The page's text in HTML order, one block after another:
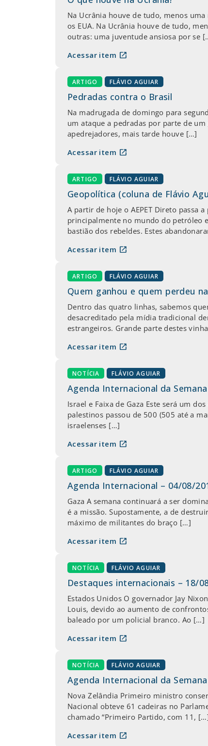
Na Ucrânia houve de tudo, menos
os EUA. Na Ucrânia houve de tudo,
outras: uma juventude ansiosa por se
Acessar item open_in_new
ARTIGO FLÁVIO AGUIAR
Pedradas contra o Brasil
Na madrugada de domingo para
um ataque a pedradas por parte de
apedrejadores, mais tarde houve […]
Acessar item open_in_new
ARTIGO FLÁVIO AGUIAR
Geopolítica (coluna de Flávio
A partir de hoje o AEPET Direto passa
principalmente no mundo do petróleo
bastião dos rebeldes. Estes
Acessar item open_in_new
ARTIGO FLÁVIO AGUIAR
Quem ganhou e quem perdeu
Dentro das quatro linhas, sabemos
desacreditado pela mídia tradicional
estrangeiros. Grande parte destes
Acessar item open_in_new
NOTÍCIA FLÁVIO AGUIAR
Agenda Internacional da
Israel e Faixa de Gaza Este será um
palestinos passou de 500 (505 até a
israelenses […]
Acessar item open_in_new
ARTIGO FLÁVIO AGUIAR
Agenda Internacional – 04/08/
Gaza A semana continuará a ser
é a missão. Supostamente, a de
máximo de militantes do braço […]
Acessar item open_in_new
NOTÍCIA FLÁVIO AGUIAR
Destaques internacionais – 18/
Estados Unidos O governador Jay
Louis, devido ao aumento de
baleado por um policial branco. Ao […]
Acessar item open_in_new
NOTÍCIA FLÁVIO AGUIAR
Agenda Internacional da
Nova Zelândia Primeiro ministro
Nacional obteve 61 cadeiras no
chamado “Primeiro Partido, com 11,
Acessar item open_in_new